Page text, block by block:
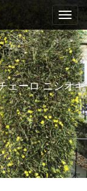
ェーロ ニシオギ